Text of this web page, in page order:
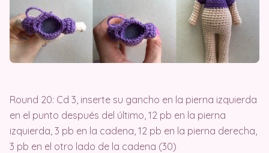
Round 20: Cd 3, inserte su gancho en la pierna izquierda
en el punto después del último, 12 pb en la pierna
izquierda, 3 pb en la cadena, 12 pb en la pierna derecha,
3 pb en el otro lado de la cadena (30)